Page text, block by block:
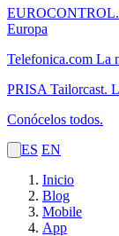
EUROCONTROL.
Europa
Telefonica.com La
PRISA Tailorcast.
Conócelos todos.
ES EN
Inicio
Blog
Mobile
App